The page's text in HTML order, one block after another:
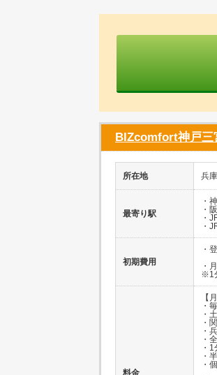
BIZcomfort神戸三
所在地 兵
最寄り駅
・
・
・
・
初期費用
・
・
※1
料金
【
・
・
・
・
・
・
・
・